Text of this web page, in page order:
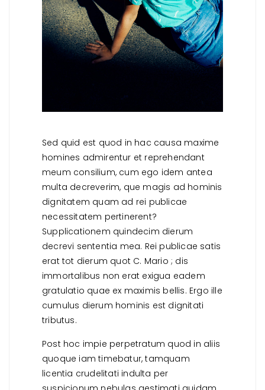
Sed quid est quod in hac causa maxime
homines admirentur et reprehendant
meum consilium, cum ego idem antea
multa decreverim, que magis ad hominis
dignitatem quam ad rei publicae
necessitatem pertinerent?
Supplicationem quindecim dierum
decrevi sententia mea. Rei publicae satis
erat tot dierum quot C. Mario ; dis
immortalibus non erat exigua eadem
gratulatio quae ex maximis bellis. Ergo ille
cumulus dierum hominis est dignitati
tributus.
Post hoc impie perpetratum quod in aliis
quoque iam timebatur, tamquam
licentia crudelitati indulta per